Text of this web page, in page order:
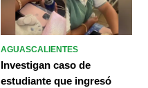
AGUASCALIENTES
Investigan caso de
estudiante que ingresó